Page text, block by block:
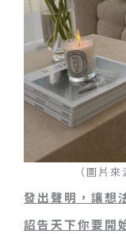
（圖片
發出聲明，讓想
詔告天下你要開